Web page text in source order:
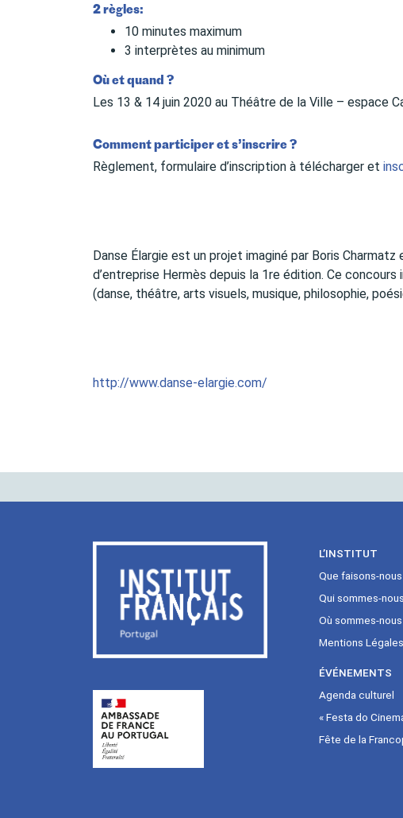
2 règles:
10 minutes maximum
3 interprètes au minimum
Où et quand ?
Les 13 & 14 juin 2020 au Théâtre de la Ville – espace
Comment participer et s’inscrire ?
Règlement, formulaire d’inscription à télécharger et
Danse Élargie est un projet imaginé par Boris
d’entreprise Hermès depuis la 1re édition. Ce
(danse, théâtre, arts visuels, musique, philosophie,
http://www.danse-elargie.com/
L’INSTITUT
Que faisons-nous
Qui sommes-
Où sommes-nous
Mentions Légales
ÉVÉNEMENTS
Agenda culturel
« Festa do
Fête de la